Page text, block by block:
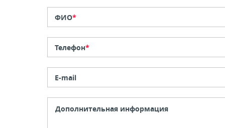
ФИО*
Телефон*
E-mail